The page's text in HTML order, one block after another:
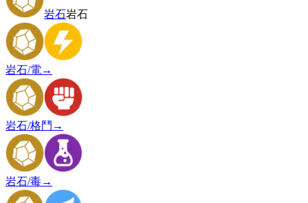
岩石岩石
岩石/電 →
岩石/格鬥 →
岩石/毒→